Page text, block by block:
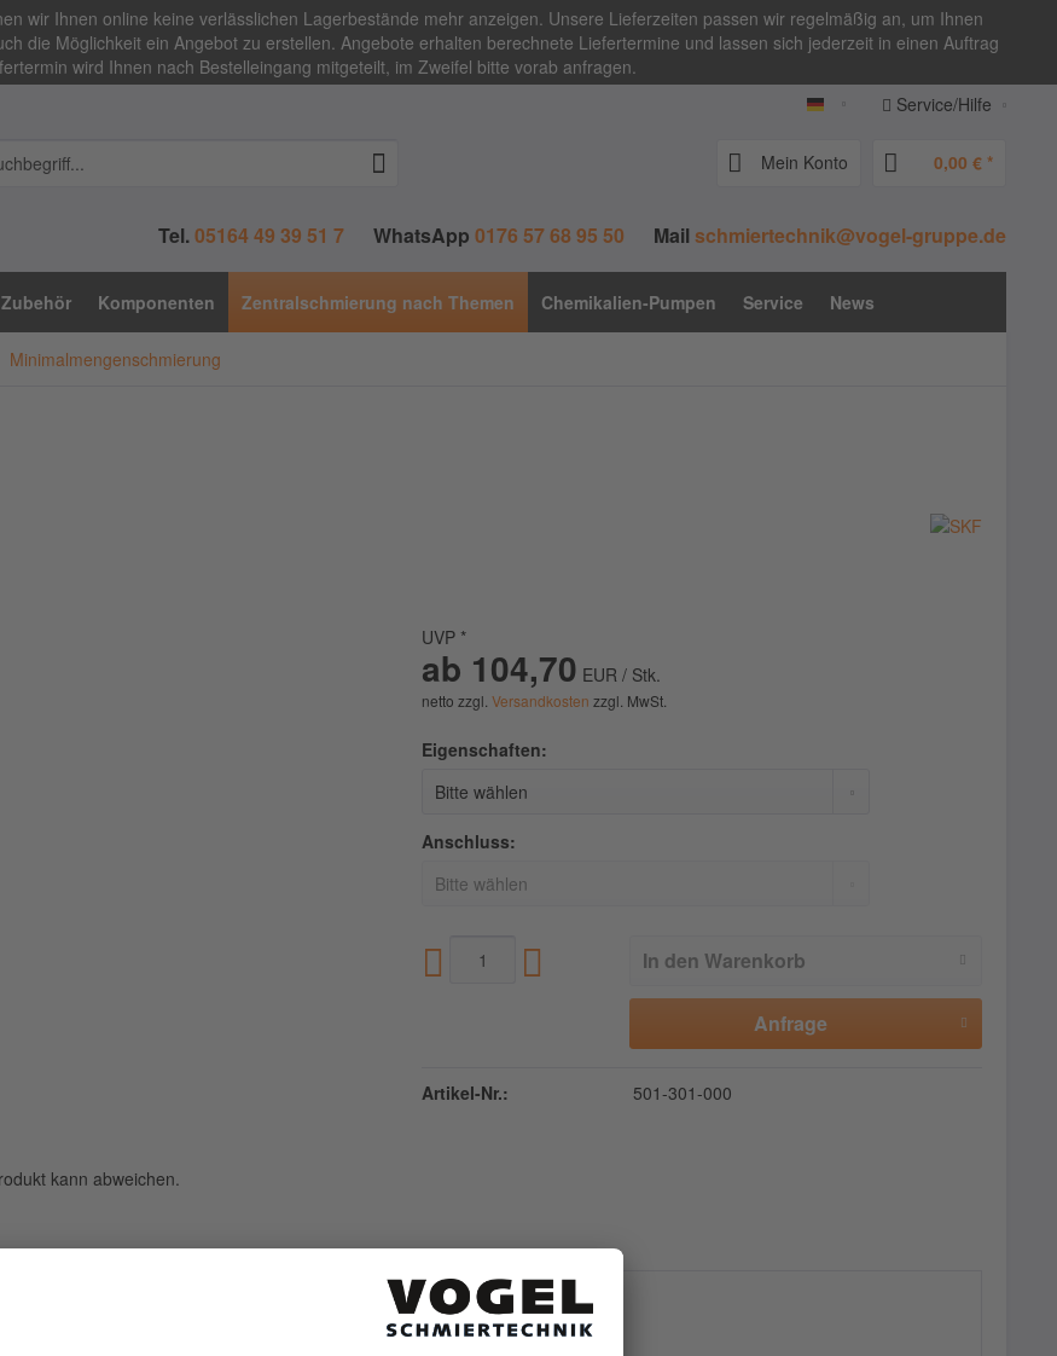
wir Ihnen online keine verlässlichen Lagerbestände mehr anzeigen. Unsere Lieferzeiten passen wir regelmäßig an, um Ihnen
die Möglichkeit ein Angebot zu erstellen. Angebote erhalten berechnete Liefertermine und lassen sich jederzeit in einen Auftrag
wird Ihnen nach Bestelleingang mitgeteilt, im Zweifel bitte vorab anfragen.
vogel-zentralschmierung.de
Service/Hilfe
Tel.05164 49 39 51 7 WhatsApp 0176 57 68 95 50 Mail schmiertechnik@vogel-gruppe.de
Mein Konto 0,00 € *
Komponenten Zentralschmierung nach Themen Chemikalien-Pumpen Service News
Minimalmengenschmierung
kann abweichen.
UVP *
ab 104,70 EUR / Stk.
netto zzgl.Versandkosten zzgl. MwSt.
Eigenschaften:
Anschluss:
In den Warenkorb
Anfrage
Artikel-Nr.: 501-301-000